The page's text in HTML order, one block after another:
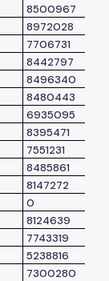
8500967
8972028
7706731
8442797
8496340
8480443
6935095
8395471
7551231
8485861
8147272
0
8124639
7743319
5238816
7300280